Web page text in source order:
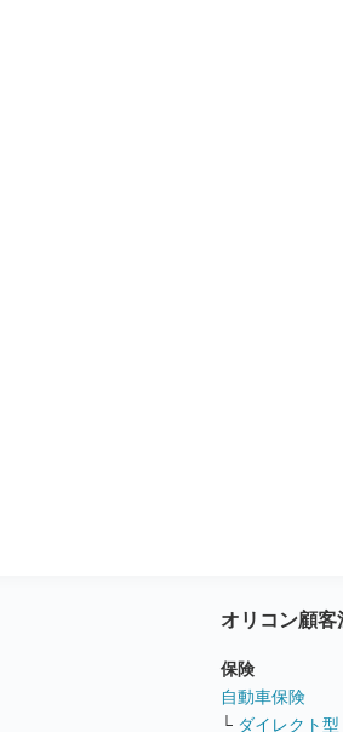
オリコン顧
保険
自動車保険
└ ダイレクト型